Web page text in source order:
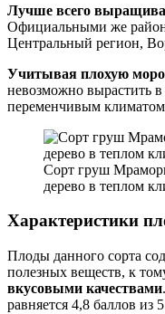
Лучше всего
Официальными же
Центральный регион,
Учитывая плохую
невозможно вырастить
переменчивым
Сорт груш
дерево в теплом
Характеристики
Плоды данного сорта
полезных веществ, к
вкусовыми качествами
равняется 4,8 баллов из